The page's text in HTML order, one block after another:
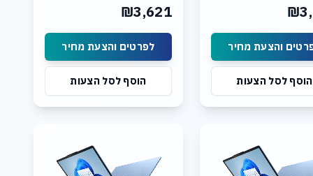
UHD Graphics
והצעת מחיר
הוסף לסל הצעות
UHD Graphics Display: 15.3
₪3,621
לפרטים והצעת מחיר
הוסף לסל הצעות